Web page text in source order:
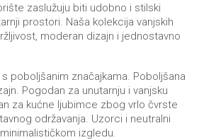
zaslužuju biti udobno i stilski
prostori. Naša kolekcija vanjskih
moderan dizajn i jednostavno
poboljšanim značajkama. Poboljšana
Pogodan za unutarnju i vanjsku
za kućne ljubimce zbog vrlo čvrste
održavanja. Uzorci i neutralni
izgledu.